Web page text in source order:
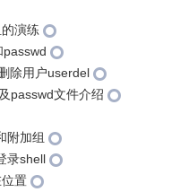
演练
除用户userdel
passwd文件介绍
附加组
录shell
置